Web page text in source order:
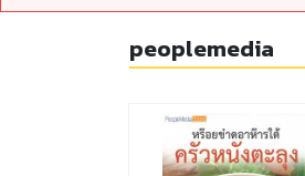
peoplemedia